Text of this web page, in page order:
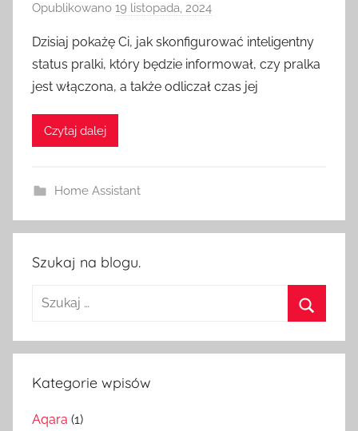
Opublikowano 19 listopada, 2024
z
e
z
i
Dzisiaj pokażę Ci, jak skonfigurować inteligentny
status pralki, który będzie informował, czy pralka
jest włączona, a także odliczał czas jej
Czytaj dalej
Home Assistant
Szukaj na blogu.
Szukaj:
Kategorie wpisów
Aqara (1)